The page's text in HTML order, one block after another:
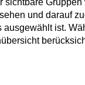
sichtbare Gruppen
und darauf
ausgewählt ist.